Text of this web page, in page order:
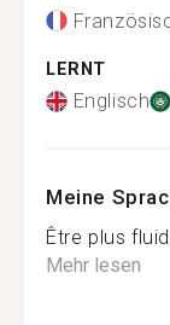
LERNT
Englisch
Meine
Être plus
Mehr lesen